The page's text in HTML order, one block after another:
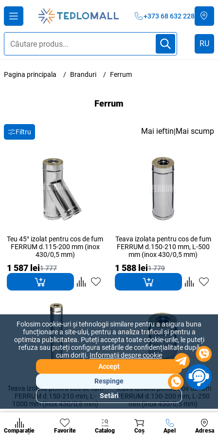
+373 68 632 228
RU
Pagina principala Branduri Ferrum
Ferrum
Filtru Mai ieftin|Mai scump
Teu 45° izolat pentru cos de fum
FERRUM d.115-200 mm (inox
430/0,5 mm)
1 587 lei1 777
Teava izolata pentru cos de fum
FERRUM d.150-210 mm, L-500
mm (inox 430/0,5 mm)
1 588 lei1 779
Teava izolata pentru cos de fum
FERRUM d.150-210 mm, L-
1000 mm (inox 430/0,8 mm)
1 594 lei
Teava izolata pentru cos de fum
FERRUM d.130-200 mm, L-250
mm (inox 430/0,5 mm)
1 647 lei
Comparație Favorite Catalog Coș Apel Adresa
A suna
Secțiuni
populare
de
Folosim cookie-uri și tehnologii similare pentru a asigura buna
funcționare a site-ului, pentru a analiza traficul și pentru a
optimiza publicitatea. Puteți accepta toate cookie-urile, le puteți
refuza sau puteți configura setările de confidențialitate după
cum doriți. Informații despre cookie
Accept
Respinge
Setări